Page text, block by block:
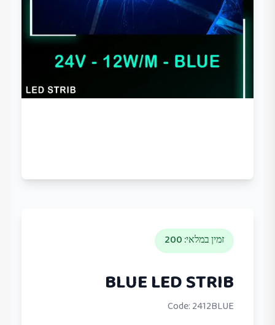
זמין במלאי:
200
BLUE LED STRIB
Code:2412BLUE